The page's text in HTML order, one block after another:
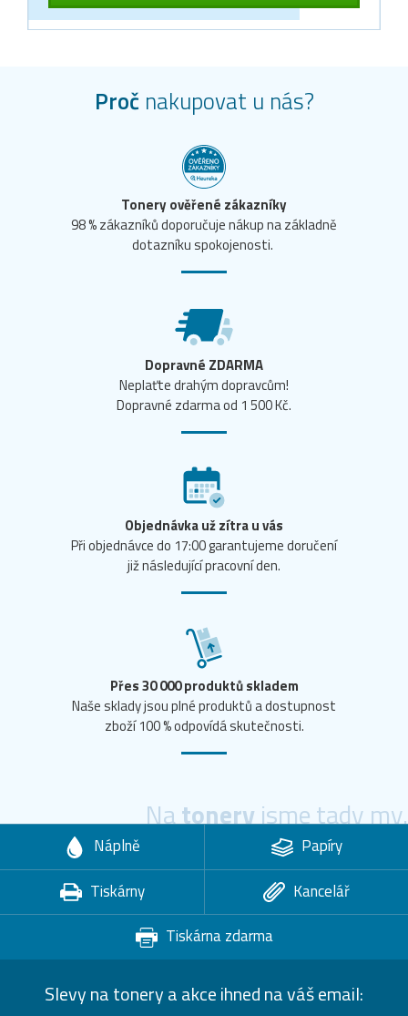
Proč nakupovat u nás?
Tonery ověřené zákazníky
98 % zákazníků doporučuje nákup na základně
dotazníku spokojenosti.
Dopravné ZDARMA
Neplaťte drahým dopravcům!
Dopravné zdarma od 1 500 Kč.
Objednávka už zítra u vás
Při objednávce do 17:00 garantujeme doručení
již následující pracovní den.
Přes 30 000 produktů skladem
Naše sklady jsou plné produktů a dostupnost
zboží 100 % odpovídá skutečnosti.
Natoneryjsme tady my.
Náplně
Papíry
Tiskárny
Kancelář
Tiskárna zdarma
Slevy na tonery a akce ihned na váš email: